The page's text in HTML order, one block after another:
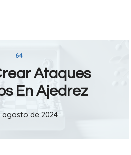
64
Ataques
En Ajedrez
agosto de 2024